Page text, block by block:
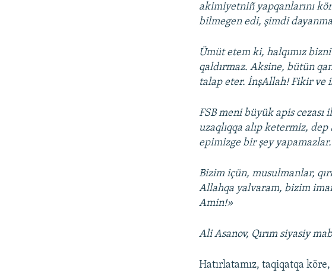
akimiyetniñ yapqanlarını
bilmegen edi, şimdi
Ümüt etem ki, halqımız
qaldırmaz. Aksine, bütün
talap eter. İnşAllah! Fikir ve
FSB meni büyük apis
uzaqlıqqa alıp ketermiz,
epimizge bir şey yapamazlar.
Bizim içün, musulmanlar,
Allahqa yalvaram, bizim
Amin!»
Ali Asanov, Qırım siyasiy
Hatırlatamız, taqiqatqa